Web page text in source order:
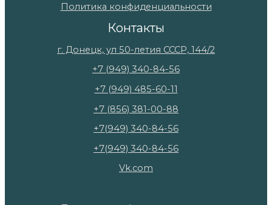
Политика конфиденциальности
Контакты
г. Донецк, ул 50-летия СССР, 144/2
+7 (949) 340-84-56
+7 (949) 485-60-11
+7 (856) 381-00-88
+7(949) 340-84-56
+7(949) 340-84-56
Vk.com